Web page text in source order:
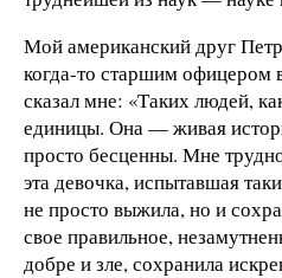
Мой американский друг
когда-то старшим офицером
сказал мне: «Таких людей,
единицы. Она — живая
просто бесценны. Мне
эта девочка, испытавшая
не просто выжила, но и
свое правильное,
добре и зле, сохранила